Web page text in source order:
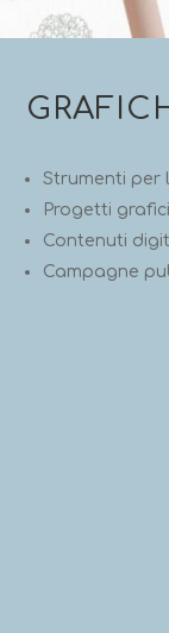
Strumenti per
Progetti
Contenuti
Campagne